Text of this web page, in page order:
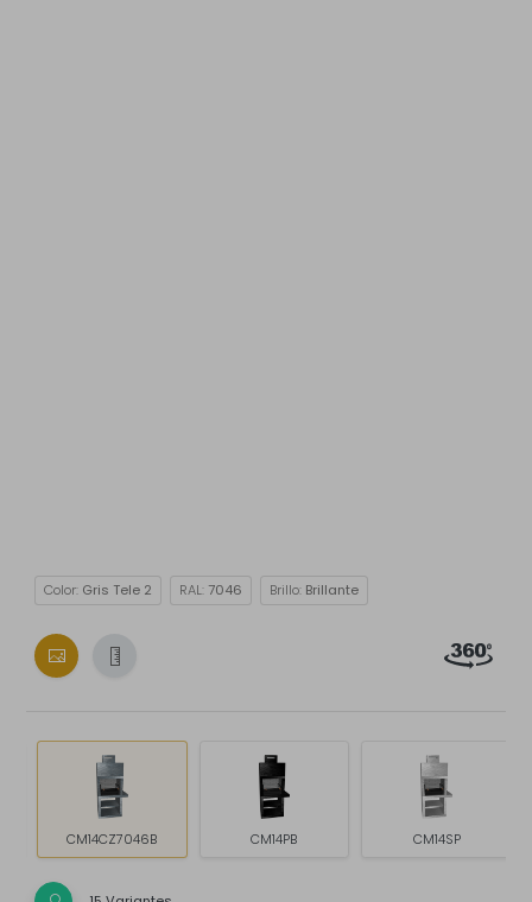
Color: Gris Tele 2 RAL:7046 Brillo: Brillante
CM14CZ7046B CM14PB CM14SP